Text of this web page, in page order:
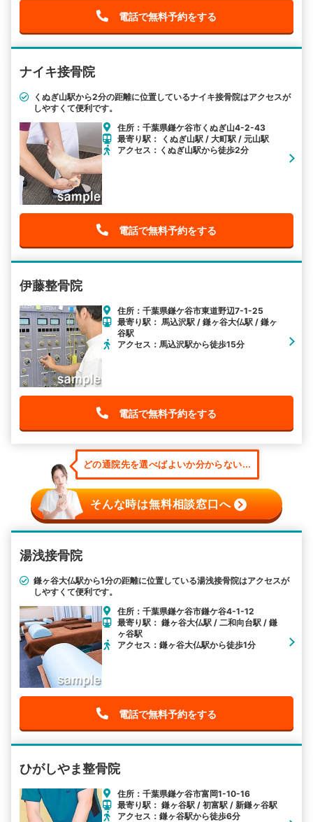
電話で無料予約をする
ナイキ接骨院
くぬぎ山駅から2分の距離に位置しているナイキ接骨院はアクセスが
しやすくて便利です。
住所：千葉県鎌ケ谷市くぬぎ山4-2-43
最寄り駅： くぬぎ山駅 / 大町駅 / 元山駅
アクセス：くぬぎ山駅から徒歩2分
電話で無料予約をする
伊藤整骨院
住所：千葉県鎌ケ谷市東道野辺7-1-25
最寄り駅： 馬込沢駅 / 鎌ヶ谷大仏駅 / 鎌ヶ
谷駅
アクセス：馬込沢駅から徒歩15分
電話で無料予約をする
どの通院先を選べばよいか分からない...
そんな時は無料相談窓口へ
湯浅接骨院
鎌ヶ谷大仏駅から1分の距離に位置している湯浅接骨院はアクセスが
しやすくて便利です。
住所：千葉県鎌ケ谷市鎌ケ谷4-1-12
最寄り駅： 鎌ヶ谷大仏駅 / 二和向台駅 / 鎌
ヶ谷駅
アクセス：鎌ヶ谷大仏駅から徒歩1分
電話で無料予約をする
ひがしやま整骨院
住所：千葉県鎌ケ谷市富岡1-10-16
最寄り駅： 鎌ヶ谷駅 / 初富駅 / 新鎌ヶ谷駅
アクセス：鎌ヶ谷駅から徒歩6分